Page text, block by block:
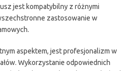
jest kompatybilny z różnymi
zastosowanie w
aspektem, jest profesjonalizm w
Wykorzystanie odpowiednich